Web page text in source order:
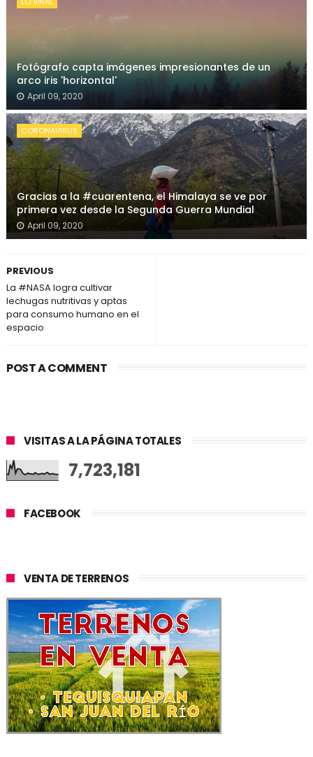
Fotógrafo capta imágenes impresionantes de un
arco iris 'horizontal'
April 09, 2020
CORONAVIRUS
Gracias a la #cuarentena, el Himalaya se ve por
primera vez desde la Segunda Guerra Mundial
April 09, 2020
PREVIOUS
La #NASA logra cultivar
lechugas nutritivas y aptas
para consumo humano en el
espacio
POST A COMMENT
VISITAS A LA PÁGINA TOTALES
7,723,181
FACEBOOK
VENTA DE TERRENOS